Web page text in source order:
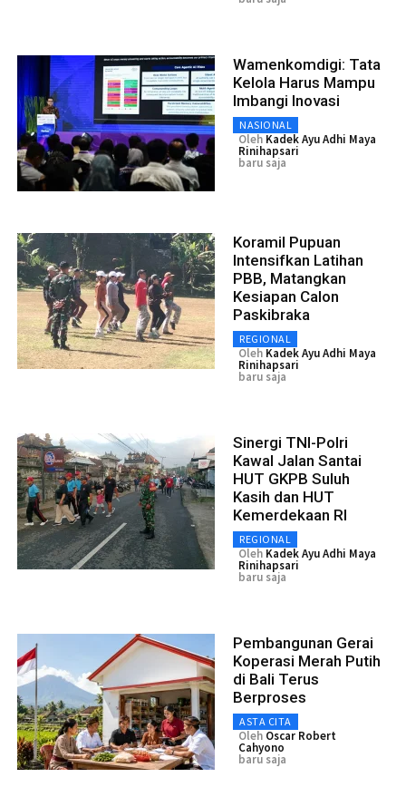
Wamenkomdigi: Tata
Kelola Harus Mampu
Imbangi Inovasi
NASIONAL
Oleh Kadek Ayu Adhi Maya
Rinihapsari
baru saja
Koramil Pupuan
Intensifkan Latihan
PBB, Matangkan
Kesiapan Calon
Paskibraka
REGIONAL
Oleh Kadek Ayu Adhi Maya
Rinihapsari
baru saja
Sinergi TNI-Polri
Kawal Jalan Santai
HUT GKPB Suluh
Kasih dan HUT
Kemerdekaan RI
REGIONAL
Oleh Kadek Ayu Adhi Maya
Rinihapsari
baru saja
Pembangunan Gerai
Koperasi Merah Putih
di Bali Terus
Berproses
ASTA CITA
Oleh Oscar Robert
Cahyono
baru saja